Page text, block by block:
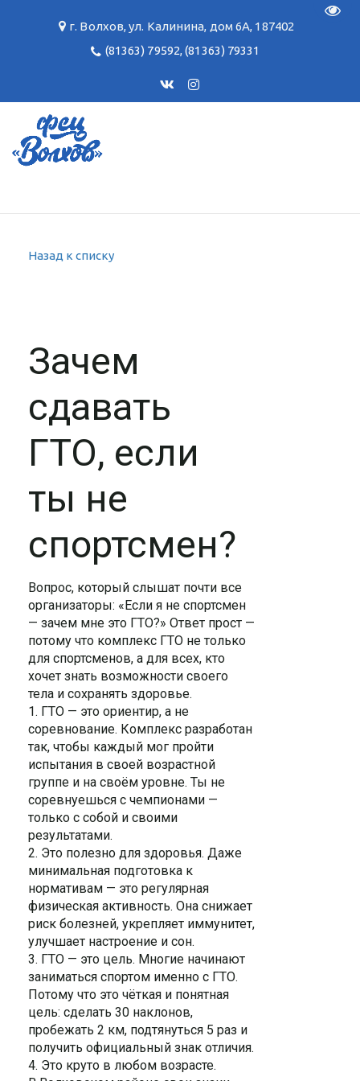
г. Волхов,ул. Калинина, дом 6А, 187402
(81363) 79592,(81363) 79331
Назад к списку
Зачем
сдавать
ГТО, если
ты не
спортсмен?
Вопрос, который слышат почти все
организаторы: «Если я не спортсмен
— зачем мне это ГТО?» Ответ прост —
потому что комплекс ГТО не только
для спортсменов, а для всех, кто
хочет знать возможности своего
тела и сохранять здоровье.
1. ГТО — это ориентир, а не
соревнование. Комплекс разработан
так, чтобы каждый мог пройти
испытания в своей возрастной
группе и на своём уровне. Ты не
соревнуешься с чемпионами —
только с собой и своими
результатами.
2. Это полезно для здоровья. Даже
минимальная подготовка к
нормативам — это регулярная
физическая активность. Она снижает
риск болезней, укрепляет иммунитет,
улучшает настроение и сон.
3. ГТО — это цель. Многие начинают
заниматься спортом именно с ГТО.
Потому что это чёткая и понятная
цель: сделать 30 наклонов,
пробежать 2 км, подтянуться 5 раз и
получить официальный знак отличия.
4. Это круто в любом возрасте.